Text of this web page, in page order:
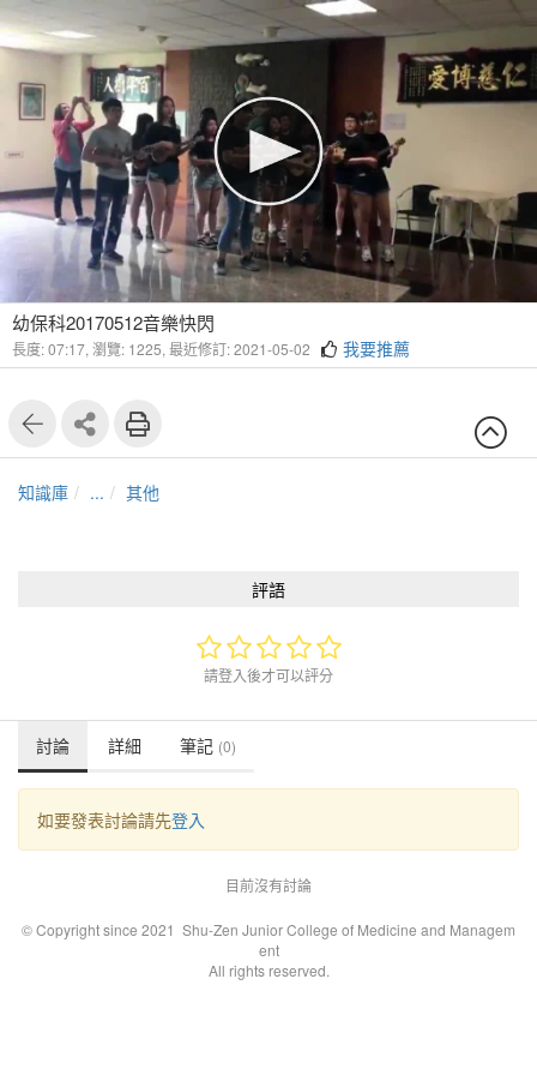
幼保科20170512音樂快閃
長度: 07:17, 瀏覽: 1225, 最近修訂: 2021-05-02 我要推薦
知識庫 ... 其他
評語
請登入後才可以評分
討論 詳細 筆記 (0)
如要發表討論請先登入
目前沒有討論
© Copyright since 2021 Shu-Zen Junior College of Medicine and Managem
ent
All rights reserved.